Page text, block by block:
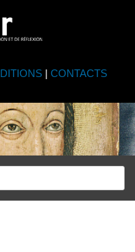
| CONTACTS